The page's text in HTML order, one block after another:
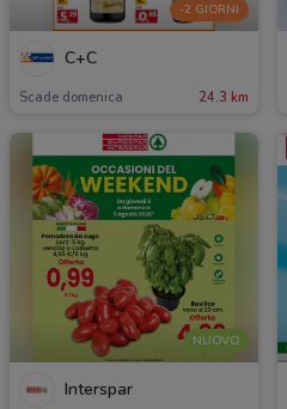
-2 GIORNI
C+C
Scade domenica 24.3 km
NUOVO
Interspar